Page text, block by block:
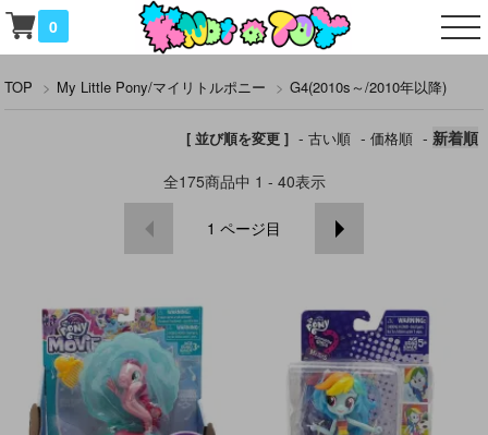
0
TOP > My Little Pony/マイリトルポニー > G4(2010s～/2010年以降)
[ 並び順を変更 ] - 古い順 - 価格順 - 新着順
全175商品中 1 - 40表示
1 ページ目